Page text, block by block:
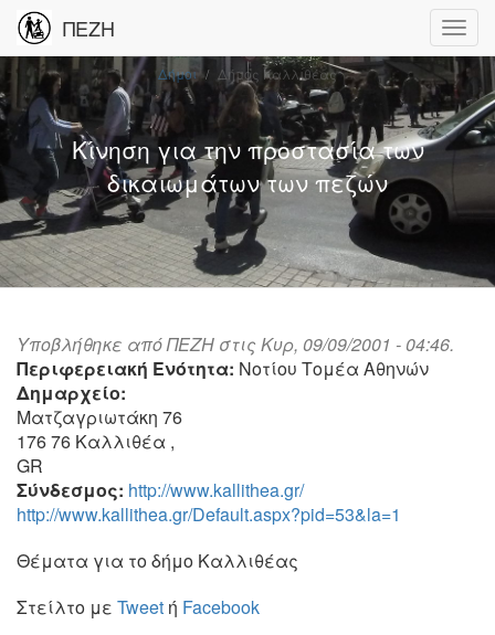
ΠΕΖΗ
Δήμοι Δήμος Καλλιθέας
Κίνηση για την προστασία των
δικαιωμάτων των πεζών
Υποβλήθηκε απόΠΕΖΗ στις Κυρ, 09/09/2001 - 04:46.
Περιφερειακή Ενότητα: Νοτίου Τομέα Αθηνών
Δημαρχείο:
Ματζαγριωτάκη 76
176 76 Καλλιθέα ,
GR
Σύνδεσμος: http://www.kallithea.gr/
http://www.kallithea.gr/Default.aspx?pid=53&la=1
Θέματα για το δήμο Καλλιθέας
Στείλτο με Tweet ή Facebook